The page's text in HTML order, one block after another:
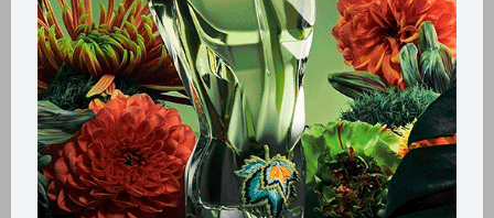
Productos que te pueden interesar